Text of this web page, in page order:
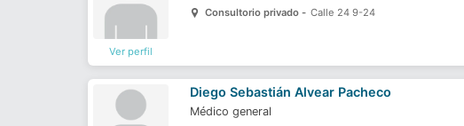
Ver perfil
Consultorio privado - Calle 24 9-24
Diego Sebastián Alvear Pacheco
Médico general